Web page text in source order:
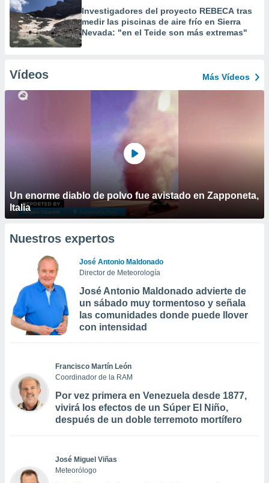
Investigadores del proyecto REBECA tras
medir las piscinas de aire frío en Sierra
Nevada: "en el Teide son más extremas"
Vídeos Más Vídeos
Un enorme diablo de polvo fue avistado en Zapponeta,
Italia
Nuestros expertos
José Antonio Maldonado
Director de Meteorología
José Antonio Maldonado advierte de
un sábado muy tormentoso y señala
las comunidades donde puede llover
con intensidad
Francisco Martín León
Coordinador de la RAM
Por vez primera en Venezuela desde 1877,
vivirá los efectos de un Súper El Niño,
después de un doble terremoto mortífero
José Miguel Viñas
Meteorólogo